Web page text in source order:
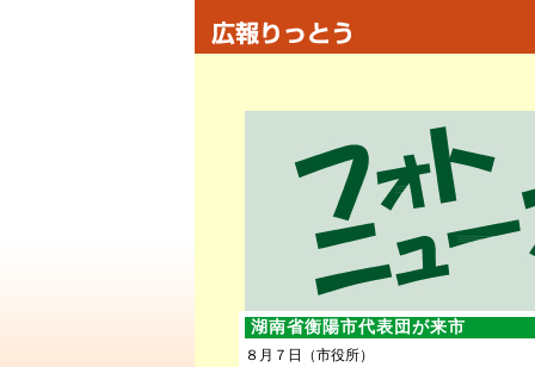
湖南省衡陽市代表団が来市
８月７日（市役所）